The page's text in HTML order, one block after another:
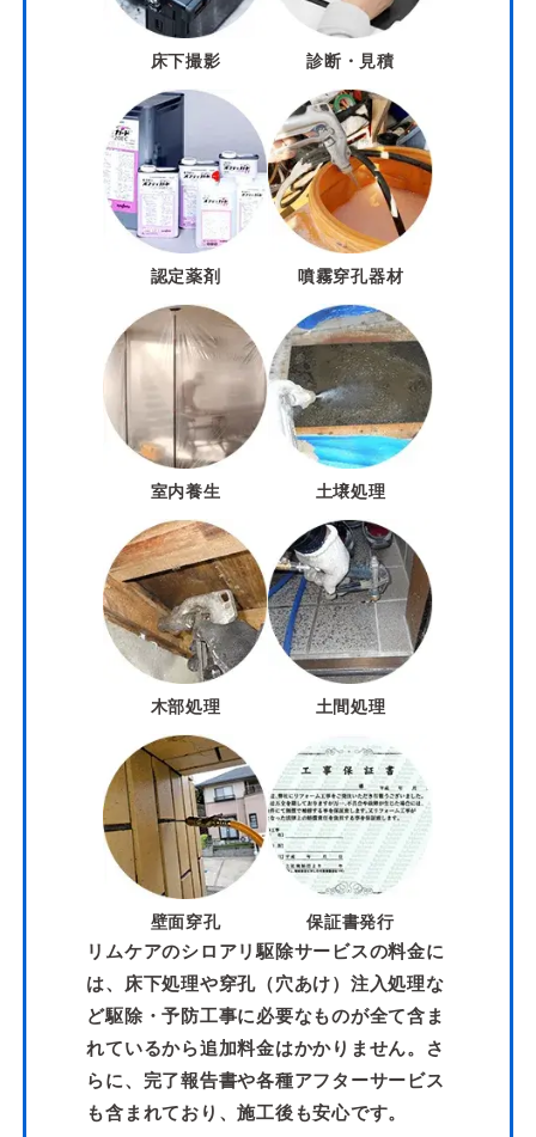
床下撮影 診断・見積
認定薬剤 噴霧穿孔器材
室内養生 土壌処理
木部処理 土間処理
壁面穿孔 保証書発行
リムケアのシロアリ駆除サービスの料金に
は、床下処理や穿孔（穴あけ）注入処理な
ど駆除・予防工事に必要なものが全て含ま
れているから追加料金はかかりません。さ
らに、完了報告書や各種アフターサービス
も含まれており、施工後も安心です。